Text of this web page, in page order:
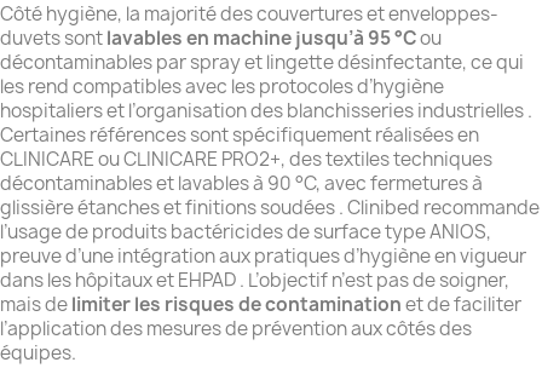
Côté hygiène, la majorité des couvertures et enveloppes-
duvets sontlavables en machine jusqu’à 95 °Cou
décontaminables par spray et lingette désinfectante, ce qui
les rend compatibles avec les protocoles d’hygiène
hospitaliers et l’organisation des blanchisseries industrielles .
Certaines références sont spécifiquement réalisées en
CLINICARE ou CLINICARE PRO2+, des textiles techniques
décontaminables et lavables à 90 °C, avec fermetures à
glissière étanches et finitions soudées . Clinibed recommande
l’usage de produits bactéricides de surface type ANIOS,
preuve d’une intégration aux pratiques d’hygiène en vigueur
dans les hôpitaux et EHPAD . L’objectif n’est pas de soigner,
mais delimiter les risques de contaminationet de faciliter
l’application des mesures de prévention aux côtés des
équipes.